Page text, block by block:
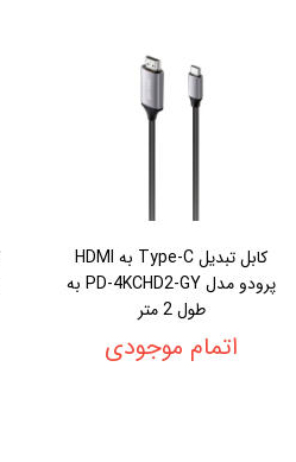
کابل تبدیل Type-C به HDMI
پرودو مدل PD-4KCHD2-GY به
طول 2 متر
اتمام موجودی